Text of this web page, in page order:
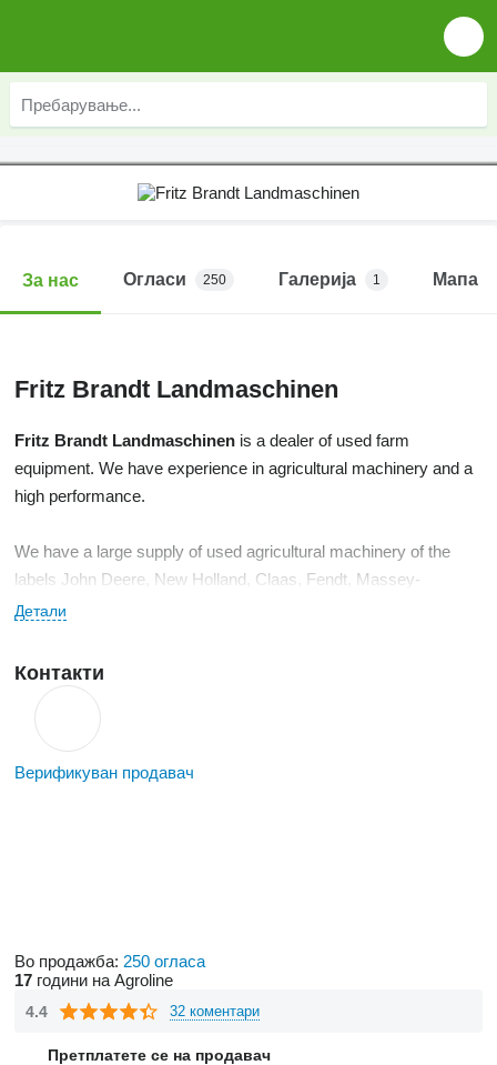
За нас Огласи 250 Галерија 1 Мапа
Fritz Brandt Landmaschinen
Fritz Brandt Landmaschinen is a dealer of used farm
equipment. We have experience in agricultural machinery and a
high performance.
We have a large supply of used agricultural machinery of the
labels John Deere, New Holland, Claas, Fendt, Massey-
Ferguson, Case.
We work quickly and efficiently!
Детали
Контакти
Верификуван продавач
Во продажба: 250 огласа
17 години на Agroline
4.4 32 коментари
Претплатете се на продавач